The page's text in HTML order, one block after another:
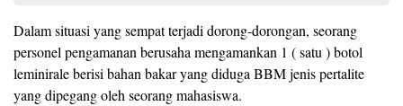
Dalam situasi yang sempat terjadi dorong-dorongan, seorang
personel pengamanan berusaha mengamankan 1 ( satu ) botol
leminirale berisi bahan bakar yang diduga BBM jenis pertalite
yang dipegang oleh seorang mahasiswa.